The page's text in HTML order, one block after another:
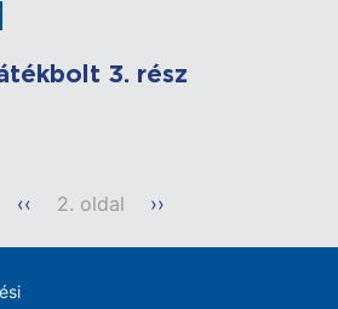
3. rész
Előző
‹‹ 2. oldal
Következő
››